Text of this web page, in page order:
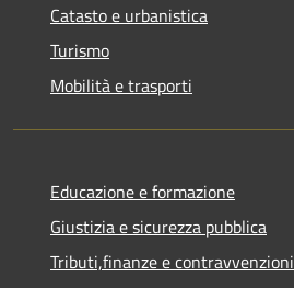
Catasto e urbanistica
Turismo
Mobilità e trasporti
Educazione e formazione
Giustizia e sicurezza pubblica
Tributi,finanze e contravvenzioni